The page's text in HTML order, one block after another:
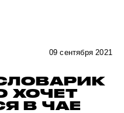
09 сентября 2021
ХОЧЕТ
В ЧАЕ